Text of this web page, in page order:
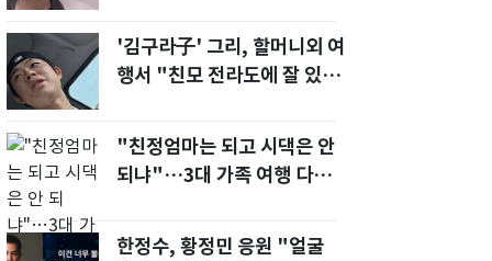
'김구라子' 그리, 할머니외 여
행서 "친모 전라도에 잘 있
"친정엄마는 되고 시댁은 안
되냐"…3대 가족 여행 다녀
한정수, 황정민 응원 "얼굴